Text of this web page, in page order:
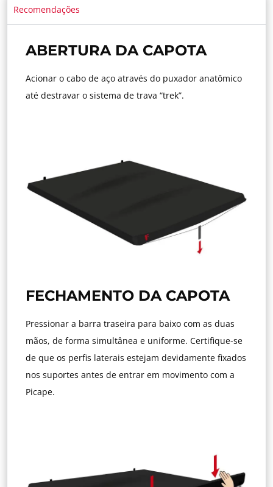
Recomendações
ABERTURA DA CAPOTA
Acionar o cabo de aço através do puxador anatômico
até destravar o sistema de trava “trek”.
FECHAMENTO DA CAPOTA
Pressionar a barra traseira para baixo com as duas
mãos, de forma simultânea e uniforme. Certifique-se
de que os perfis laterais estejam devidamente fixados
nos suportes antes de entrar em movimento com a
Picape.